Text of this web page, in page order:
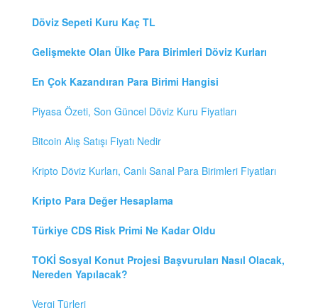
Döviz Sepeti Kuru Kaç TL
Gelişmekte Olan Ülke Para Birimleri Döviz Kurları
En Çok Kazandıran Para Birimi Hangisi
Piyasa Özeti, Son Güncel Döviz Kuru Fiyatları
Bitcoin Alış Satışı Fiyatı Nedir
Kripto Döviz Kurları, Canlı Sanal Para Birimleri Fiyatları
Kripto Para Değer Hesaplama
Türkiye CDS Risk Primi Ne Kadar Oldu
TOKİ Sosyal Konut Projesi Başvuruları Nasıl Olacak,
Nereden Yapılacak?
Vergi Türleri